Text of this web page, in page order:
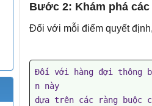
Bước 2: Khám phá
Đối với mỗi điểm quyết
Đối với hàng đợi thông
n này
dựa trên các ràng buộc